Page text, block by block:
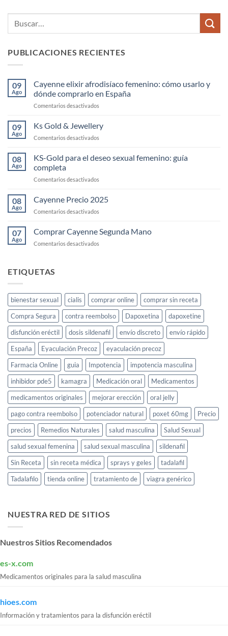
PUBLICACIONES RECIENTES
09
Ago
Cayenne elixir afrodisíaco femenino: cómo usarlo y
dónde comprarlo en España
Comentarios desactivados
afrodisíaco
femenino:
usarlo
comprarlo
España
09
Ago
Ks Gold & Jewellery
Comentarios desactivados
&
08
Ago
KS-Gold para el deseo sexual femenino: guía
completa
Comentarios desactivados
Gold
para
el
sexual
08
Ago
Cayenne Precio 2025
Comentarios desactivados
Precio
2025
07
Ago
Comprar Cayenne Segunda Mano
Comentarios desactivados
ETIQUETAS
bienestar sexual cialis comprar online
comprar sin receta
Compra Segura
contra reembolso Dapoxetina
dapoxetine
disfunción eréctil
dosis sildenafil envío discreto
envío rápido
España
Eyaculación Precoz
eyaculación precoz
Farmacia Online
guia Impotencia
impotencia masculina
inhibidor pde5
kamagra Medicación oral
Medicamentos
medicamentos originales
mejorar erección
oral jelly
pago contra reembolso
potenciador natural poxet 60mg
Precio
precios
Remedios Naturales salud masculina
Salud Sexual
salud sexual femenina
salud sexual masculina
sildenafil
Sin Receta
sin receta médica sprays y geles
tadalafil
Tadalafilo
tienda online tratamiento de viagra genérico
NUESTRA RED DE SITIOS
Nuestros Sitios Recomendados
es-x.com
Medicamentos originales para la salud masculina
hioes.com
Información y tratamientos para la disfunción eréctil